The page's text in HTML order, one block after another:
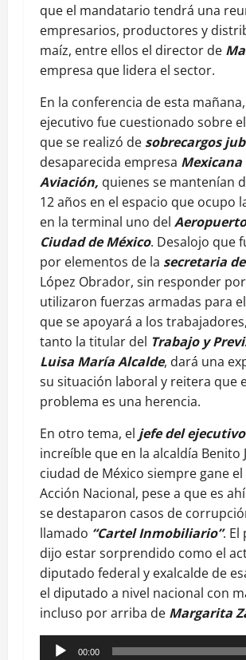
que el mandatario tendrá una
empresarios, productores y
maíz, entre ellos el director de
empresa que lidera el sector.
En la conferencia de esta
ejecutivo fue cuestionado sobre
que se realizó de sobrecargos
desaparecida empresa Mexicana
Aviación, quienes se mantenían
12 años en el espacio que ocupo
en la terminal uno del
Ciudad de México. Desalojo que
por elementos de la secretaria
López Obrador, sin responder
utilizaron fuerzas armadas para
que se apoyará a los
tanto la titular del Trabajo y
Luisa María Alcalde, dará una
su situación laboral y reitera que
problema es una herencia.
En otro tema, el jefe del ejecutivo
increíble que en la alcaldía Benito
ciudad de México siempre gane
Acción Nacional, pese a que es
se destaparon casos de
llamado “Cartel Inmobiliario”. El
dijo estar sorprendido como el
diputado federal y exalcalde de
el diputado a nivel nacional con
incluso por arriba de Margarita
Reproductor
00:00